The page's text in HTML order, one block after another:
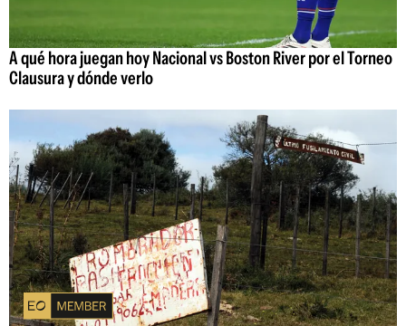
A qué hora juegan hoy Nacional vs Boston River por el Torneo
Clausura y dónde verlo